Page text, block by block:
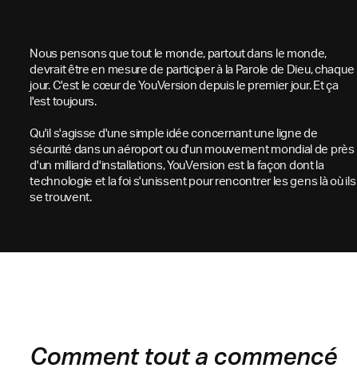
Nous pensons que tout le monde, partout dans le monde,
devrait être en mesure de participer à la Parole de Dieu, chaque
jour. C'est le cœur de YouVersion depuis le premier jour. Et ça
l'est toujours.
Qu'il s'agisse d'une simple idée concernant une ligne de
sécurité dans un aéroport ou d'un mouvement mondial de près
d'un milliard d'installations, YouVersion est la façon dont la
technologie et la foi s'unissent pour rencontrer les gens là où ils
se trouvent.
Comment tout a commencé